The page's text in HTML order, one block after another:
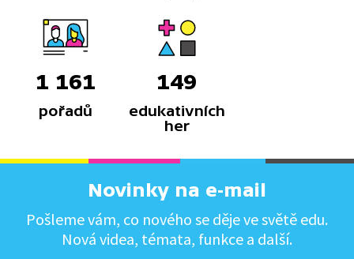
1 161
pořadů
149
edukativních
her
Novinky na e-mail
Pošleme vám, co nového se děje ve světě edu.
Nová videa, témata, funkce a další.